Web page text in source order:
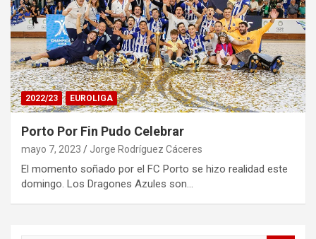
2022/23 EUROLIGA
Porto Por Fin Pudo Celebrar
mayo 7, 2023 Jorge Rodríguez Cáceres
El momento soñado por el FC Porto se hizo realidad este
domingo. Los Dragones Azules son…